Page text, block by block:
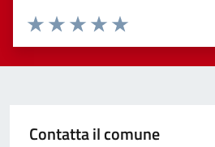
Valuta 5 stelle su 5
Valuta 4 stelle su 5
Valuta 3 stelle su 5
Valuta 2 stelle su 5
Valuta 1 stelle su 5
Contatta il comune